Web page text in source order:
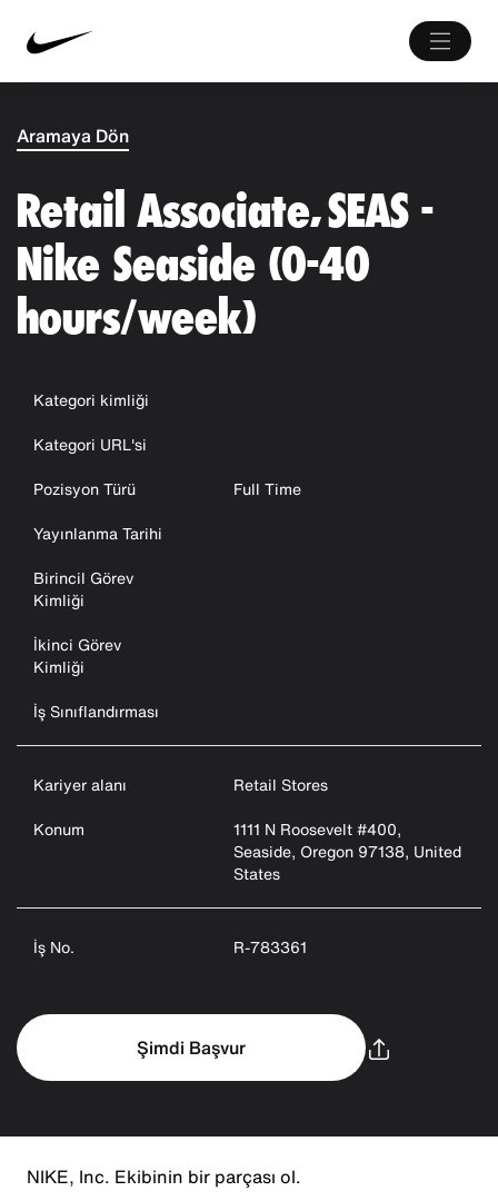
Aramaya Dön
Retail Associate, SEAS -
Nike Seaside (0-40
hours/week)
Kategori kimliği
Kategori URL'si
Pozisyon Türü
Full Time
Yayınlanma Tarihi
Birincil Görev
Kimliği
İkinci Görev
Kimliği
İş Sınıflandırması
Kariyer alanı
Retail Stores
Konum
1111 N Roosevelt #400,
Seaside, Oregon 97138, United
States
İş No. R-783361
Şimdi Başvur
NIKE, Inc. Ekibinin bir parçası ol.